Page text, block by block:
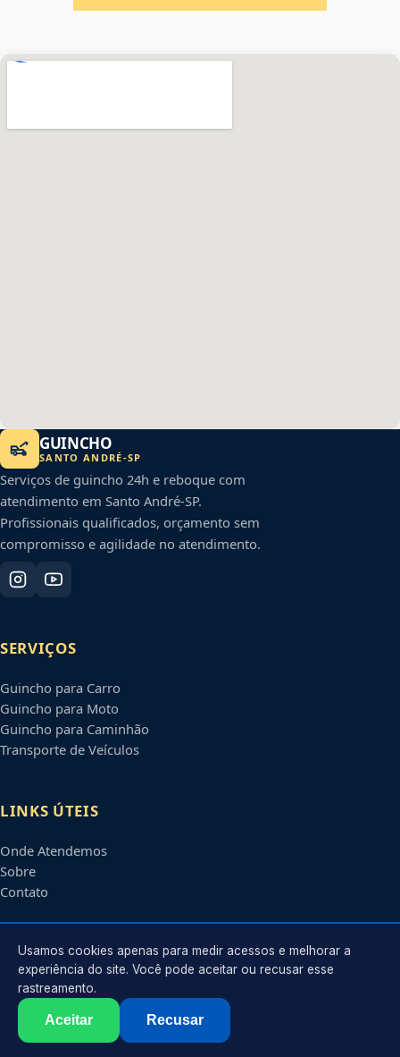
GUINCHO
SANTO ANDRÉ-SP
Serviços de guincho 24h e reboque com
atendimento em Santo André-SP.
Profissionais qualificados, orçamento sem
compromisso e agilidade no atendimento.
SERVIÇOS
Guincho para Carro
Guincho para Moto
Guincho para Caminhão
Transporte de Veículos
LINKS ÚTEIS
Onde Atendemos
Sobre
Contato
CONTATO
Atendimento em
contato@guinchossantoandre.com.br
2026 Santo André
. Todos os direitos reservados.
Usamos cookies apenas para medir acessos e melhorar a
experiência do site. Você pode aceitar ou recusar esse
rastreamento.
Aceitar Recusar